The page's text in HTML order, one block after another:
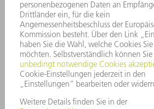
SECURITY
PRESSEMITTEILUNGEN
MAGAZINE
LIEFERANTEN
NACHHALTIGKEIT
UMWELT & KLIMA
SOZIALES & GESELLSCHAFT
UNTERNEHMENSFÜHRUNG